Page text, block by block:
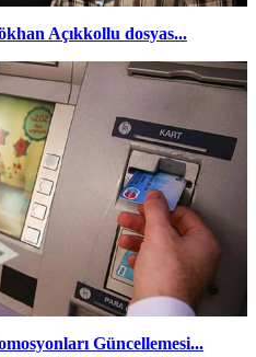
Açıkkollu dosyas...
Güncellemesi...